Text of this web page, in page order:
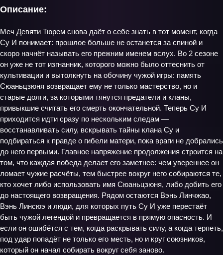
Описание:
Меч Девяти Тюрем снова даёт о себе знать в тот момент, когда
Су И понимает: прошлое больше не останется за спиной и
скоро начнёт называть его прежним именем вслух. Во 2 сезоне
он уже не тот изгнанник, которого можно было оттеснить от
культивации и вытолкнуть на обочину чужой игры: память
Сюаньцзюня возвращает ему не только мастерство, но и
старые долги, за которыми тянутся предатели и кланы,
привыкшие считать его смерть окончательной. Теперь Су И
приходится идти сразу по нескольким следам —
восстанавливать силу, вскрывать тайны клана Су и
подбираться к правде о гибели матери, пока враги не добрались
до него первыми. Главное напряжение продолжения строится на
том, что каждая победа делает его заметнее: чем увереннее он
ломает чужие расчёты, тем быстрее вокруг него собираются те,
кто хочет либо использовать имя Сюаньцзюня, либо добить его
до настоящего возвращения. Рядом остаются Вэнь Линчжао,
Вэнь Линсюэ и люди, для которых путь Су И уже перестаёт
быть чужой легендой и превращается в прямую опасность. И
если он ошибётся с тем, когда раскрывать силу, а когда терпеть,
под удар попадёт не только его месть, но и круг союзников,
который он начал собирать вокруг себя заново.